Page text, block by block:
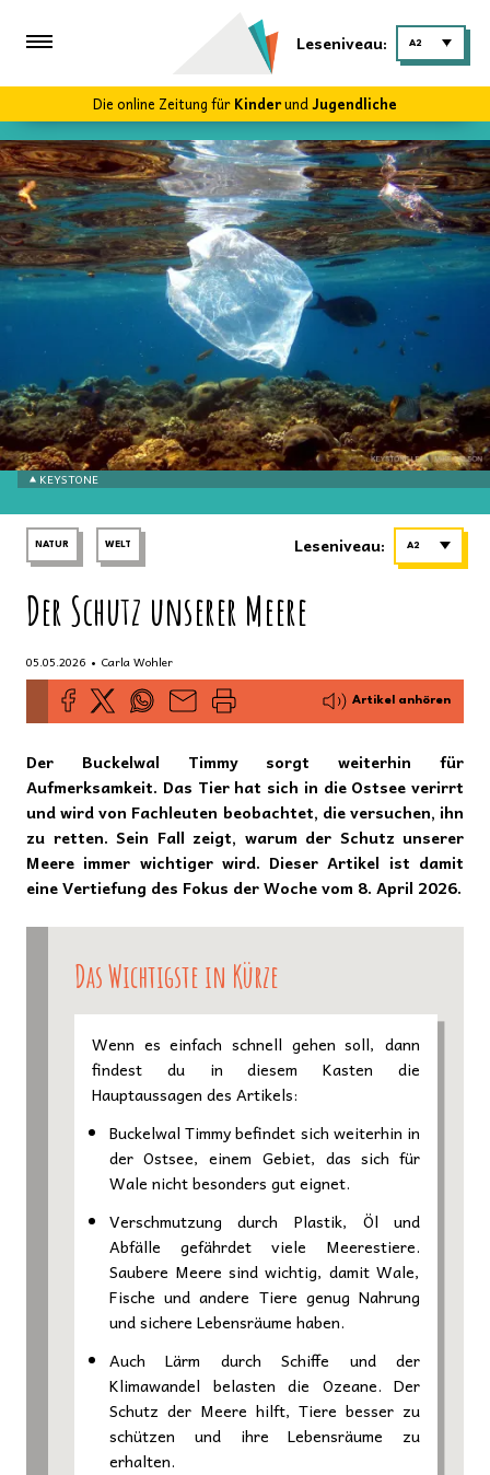
Leseniveau: A2
Die online Zeitung fürKinderundJugendliche
KEYSTONE
NATUR WELT Leseniveau: A2
Der Schutz unserer Meere
05.05.2026 • Carla Wohler
Artikel anhören
Der Buckelwal Timmy sorgt weiterhin für
Aufmerksamkeit. Das Tier hat sich in die Ostsee verirrt
und wird von Fachleuten beobachtet, die versuchen, ihn
zu retten. Sein Fall zeigt, warum der Schutz unserer
Meere immer wichtiger wird. Dieser Artikel ist damit
eine Vertiefung des Fokus der Woche vom 8. April 2026.
Das Wichtigste in Kürze
Wenn es einfach schnell gehen soll, dann
findest du in diesem Kasten die
Hauptaussagen des Artikels:
Buckelwal Timmy befindet sich weiterhin in
der Ostsee, einem Gebiet, das sich für
Wale nicht besonders gut eignet.
Verschmutzung durch Plastik, Öl und
Abfälle gefährdet viele Meerestiere.
Saubere Meere sind wichtig, damit Wale,
Fische und andere Tiere genug Nahrung
und sichere Lebensräume haben.
Auch Lärm durch Schiffe und der
Klimawandel belasten die Ozeane. Der
Schutz der Meere hilft, Tiere besser zu
schützen und ihre Lebensräume zu
erhalten.